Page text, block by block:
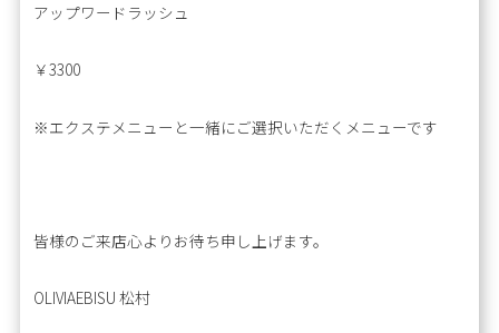
アップワードラッシュ
￥3300
※エクステメニューと一緒にご選択いただくメニューです
皆様のご来店心よりお待ち申し上げます。
OLIVIAEBISU 松村